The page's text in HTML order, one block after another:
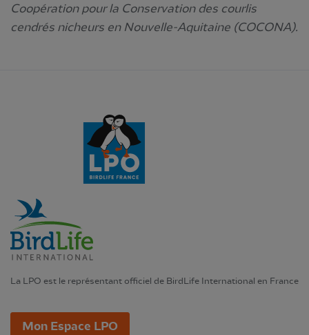
Coopération pour la Conservation des courlis
cendrés nicheurs en Nouvelle-Aquitaine (COCONA).
La LPO est le représentant officiel de BirdLife International en France
Mon Espace LPO